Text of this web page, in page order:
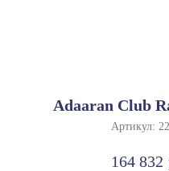
Adaaran Club
Артикул:
164 832